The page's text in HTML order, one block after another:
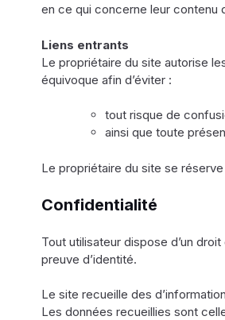
en ce qui concerne leur contenu
Liens entrants
Le propriétaire du site autorise
équivoque afin d’éviter :
tout risque de
ainsi que toute
Le propriétaire du site se
Confidentialité
Tout utilisateur dispose d’un
preuve d’identité.
Le site recueille des
Les données recueillies sont